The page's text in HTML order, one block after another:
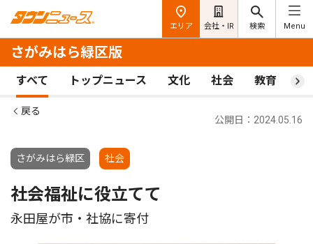
エリア 会社・IR 検索 Menu
さがみはら緑区版
すべて トップニュース 文化 社会 教育 ス
戻る
さがみはら緑区 社会
公開日：2024.05.16
社会福祉に役立てて
永田屋が市・社協に寄付